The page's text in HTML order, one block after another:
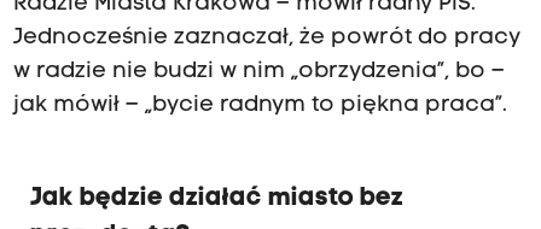
Jednocześnie zaznaczał, że powrót do pracy
w radzie nie budzi w nim „obrzydzenia”, bo –
jak mówił – „bycie radnym to piękna praca”.
Jak będzie działać miasto bez